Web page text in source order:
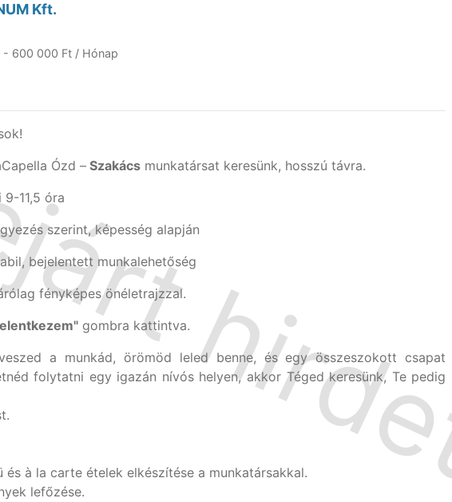
Kft.
- 600 000 Ft / Hónap
Ózd –Szakács munkatársat keresünk, hosszú távra.
9-11,5 óra
szerint, képesség alapján
bejelentett munkalehetőség
fényképes önéletrajzzal.
gombra kattintva.
a munkád, örömöd leled benne, és egy összeszokott csapat
folytatni egy igazán nívós helyen, akkor Téged keresünk, Te pedig
és à la carte ételek elkészítése a munkatársakkal.
lefőzése.